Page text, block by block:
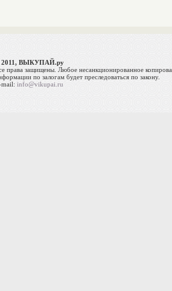
2011, ВЫКУПАЙ.ру
права защищены. Любое несанкционированное
по залогам будет преследоваться по закону.
mail:info@vikupai.ru